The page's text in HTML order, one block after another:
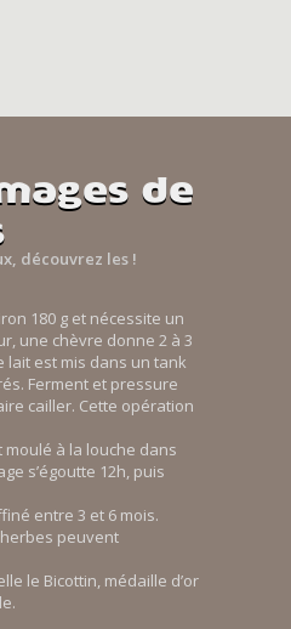
de
découvrez les !
180 g et nécessite un
une chèvre donne 2 à 3
lait est mis dans un tank
Ferment et pressure
cailler. Cette opération
moulé à la louche dans
s’égoutte 12h, puis
entre 3 et 6 mois.
peuvent
le Bicottin, médaille d’or